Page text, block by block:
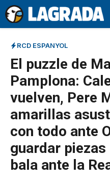
Saltar
al
contenido
RCD ESPANYOL
El puzzle de
Pamplona:
vuelven, Pere
amarillas
con todo ante
guardar
bala ante la